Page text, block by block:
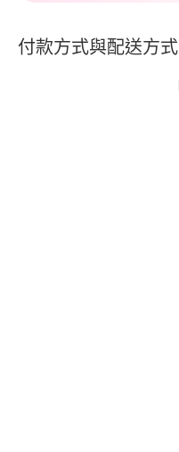
付款方式與配送方式